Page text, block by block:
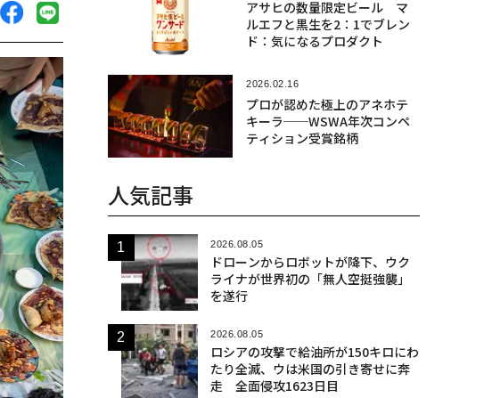
アサヒの数量限定ビール マ
ルエフと黒生を2：1でブレン
ド：気になるプロダクト
2026.02.16
プロが認めた極上のアネホテ
キーラ──WSWA年次コンペ
ティション受賞銘柄
人気記事
2026.08.05
ドローンからロボットが降下、ウク
ライナが世界初の「無人空挺強襲」
を遂行
2026.08.05
ロシアの攻撃で給油所が150キロにわ
たり全滅、ウは米国の引き寄せに奔
走 全面侵攻1623日目